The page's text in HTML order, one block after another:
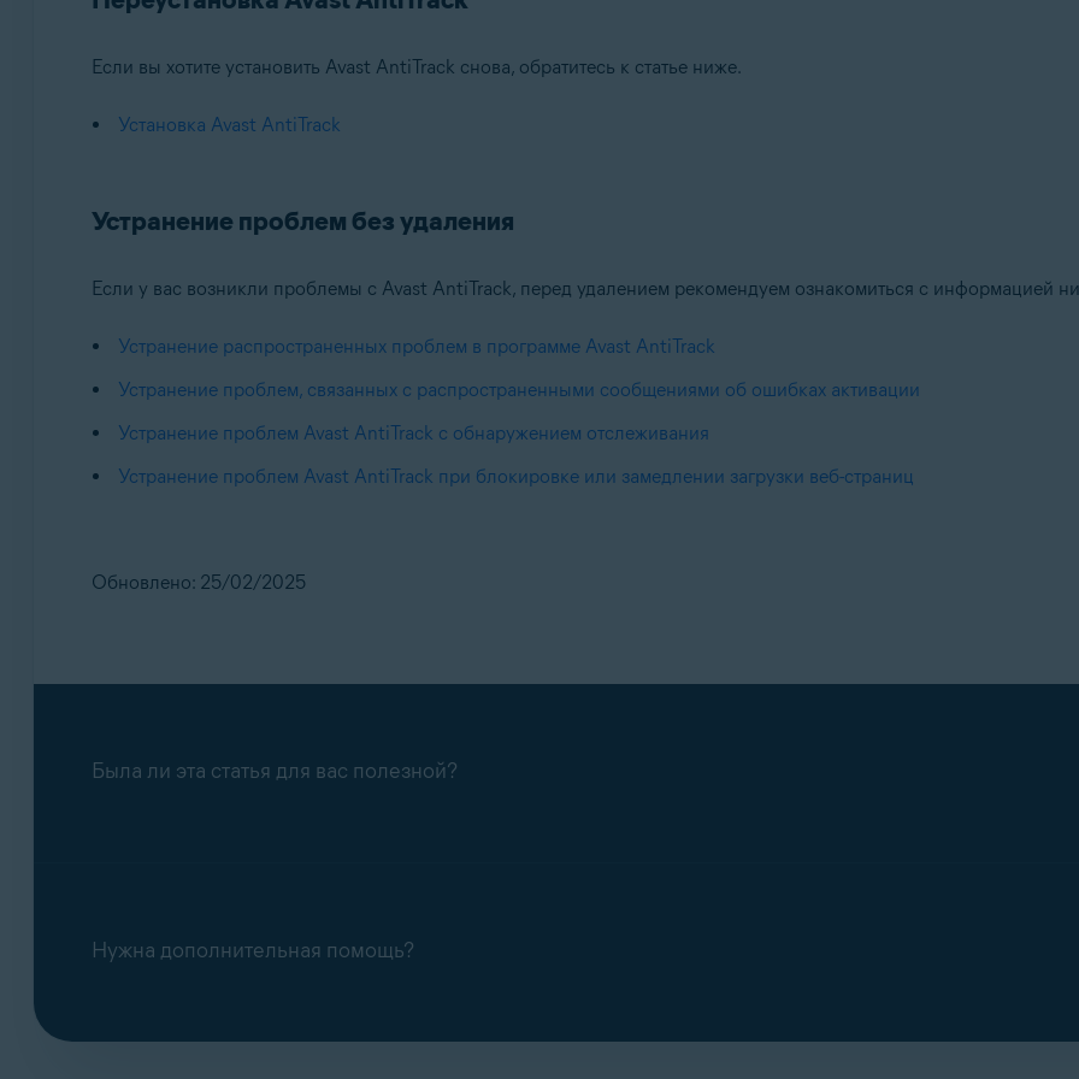
Если вы хотите установить Avast AntiTrack снова, обратитесь к статье ниже.
Установка Avast AntiTrack
Устранение проблем без удаления
Если у вас возникли проблемы с Avast AntiTrack, перед удалением рекомендуем ознакомиться с информацией
Устранение распространенных проблем в программе Avast AntiTrack
Устранение проблем, связанных с распространенными сообщениями об ошибках активации
Устранение проблем Avast AntiTrack с обнаружением отслеживания
Устранение проблем Avast AntiTrack при блокировке или замедлении загрузки веб-страниц
Обновлено: 25/02/2025
Была ли эта статья для вас полезной?
Нужна дополнительная помощь?